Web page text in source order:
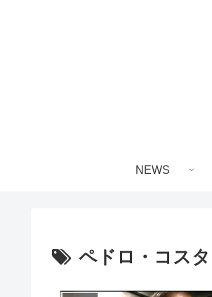
NEWS
ペドロ・コスタ